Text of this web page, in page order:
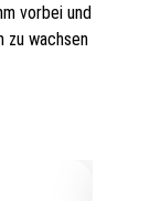
vorbei und
zu wachsen